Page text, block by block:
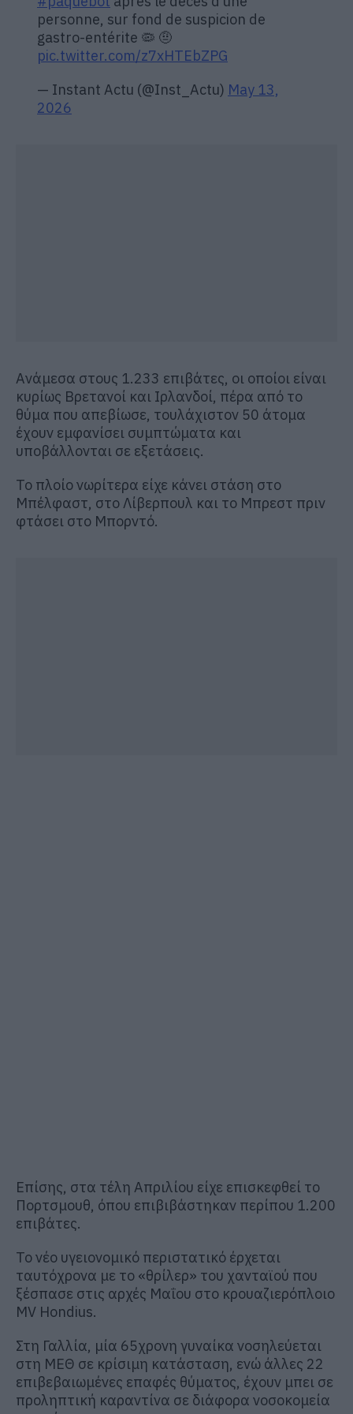
personne, sur fond de suspicion de
gastro-entérite 🦠 🤨
pic.twitter.com/z7xHTEbZPG
— Instant Actu (@Inst_Actu) May 13,
2026
Ανάμεσα στους 1.233 επιβάτες, οι οποίοι είναι
κυρίως Βρετανοί και Ιρλανδοί, πέρα από το
θύμα που απεβίωσε, τουλάχιστον 50 άτομα
έχουν εμφανίσει συμπτώματα και
υποβάλλονται σε εξετάσεις.
Το πλοίο νωρίτερα είχε κάνει στάση στο
Μπέλφαστ, στο Λίβερπουλ και το Μπρεστ πριν
φτάσει στο Μπορντό.
Επίσης, στα τέλη Απριλίου είχε επισκεφθεί το
Πορτσμουθ, όπου επιβιβάστηκαν περίπου 1.200
επιβάτες.
Το νέο υγειονομικό περιστατικό έρχεται
ταυτόχρονα με το «θρίλερ» του χανταϊού που
ξέσπασε στις αρχές Μαΐου στο κρουαζιερόπλοιο
MV Hondius.
Στη Γαλλία, μία 65χρονη γυναίκα νοσηλεύεται
στη ΜΕΘ σε κρίσιμη κατάσταση, ενώ άλλες 22
επιβεβαιωμένες επαφές θύματος, έχουν μπει σε
προληπτική καραντίνα σε διάφορα νοσοκομεία